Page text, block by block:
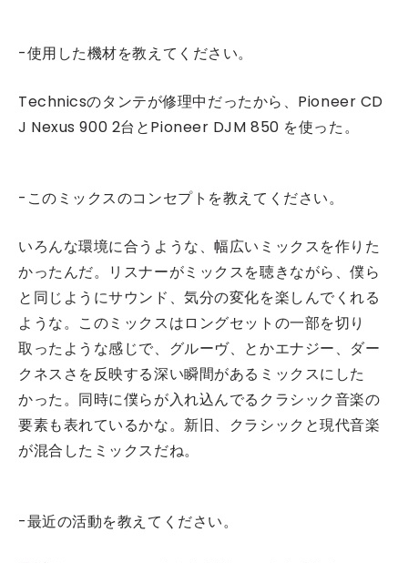
-使用した機材を教えてください。
Technicsのタンテが修理中だったから、Pioneer CD
J Nexus 900 2台とPioneer DJM 850 を使った。
-このミックスのコンセプトを教えてください。
いろんな環境に合うような、幅広いミックスを作りた
かったんだ。リスナーがミックスを聴きながら、僕ら
と同じようにサウンド、気分の変化を楽しんでくれる
ような。このミックスはロングセットの一部を切り
取ったような感じで、グルーヴ、とかエナジー、ダー
クネスさを反映する深い瞬間があるミックスにした
かった。同時に僕らが入れ込んでるクラシック音楽の
要素も表れているかな。新旧、クラシックと現代音楽
が混合したミックスだね。
-最近の活動を教えてください。